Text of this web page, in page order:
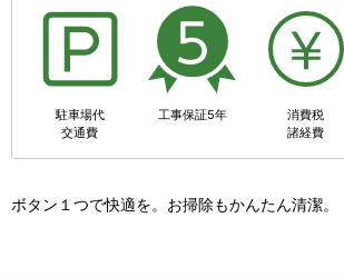
駐車場代
交通費
工事保証5年
消費税
諸経費
ボタン１つで快適を。お掃除もかんたん清潔。